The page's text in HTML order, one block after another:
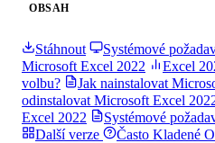
OBSAH
Stáhnout Systémové
Microsoft Excel 2022
Excel
volbu?
Jak nainstalovat
odinstalovat Microsoft Excel
Excel 2022
Systémové
Další verze
Často Kladené